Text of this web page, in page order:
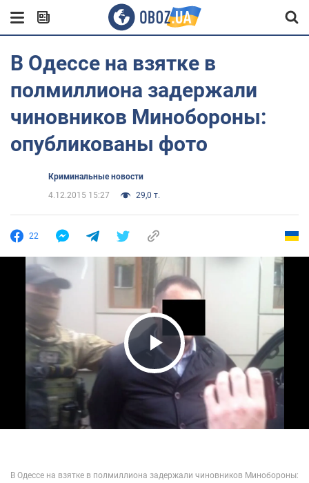
В Одессе на взятке в
полмиллиона задержали
чиновников Минобороны:
опубликованы фото
Криминальные новости
4.12.2015 15:27
29,0 т.
22
Play Video